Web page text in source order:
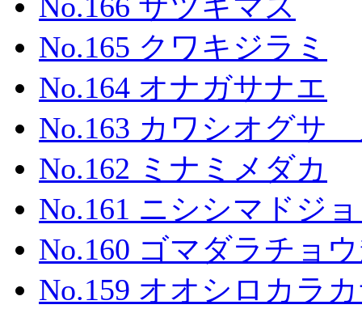
No.166 サツキマス
No.165 クワキジラミ
No.164 オナガサナエ
No.163 カワシオグサ
No.162 ミナミメダカ
No.161 ニシシマドジ
No.160 ゴマダラチョ
No.159 オオシロカラ